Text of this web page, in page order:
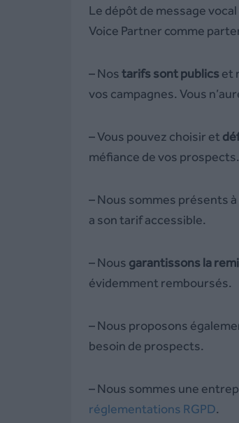
Le dépôt de message
Voice Partner comme
– Nostarifs sont publicset
vos campagnes. Vous
– Vous pouvez choisir et
méfiance de vos prospects.
– Nous sommes présents
a son tarif accessible.
– Nous garantissons la
évidemment remboursés.
– Nous proposons
besoin de prospects.
– Nous sommes une
réglementations RGPD.